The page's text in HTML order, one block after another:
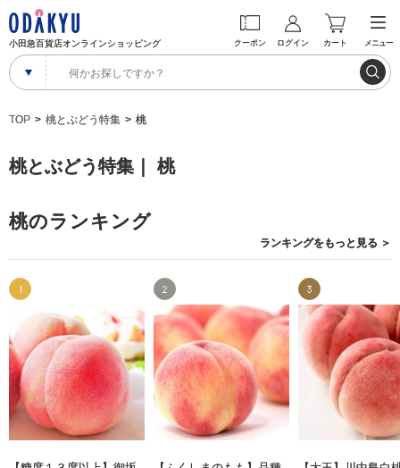
小田急百貨店オンラインショッピング クーポン ログイン カート メニュー
TOP 桃とぶどう特集 桃
桃とぶどう特集｜ 桃
桃のランキング
ランキングをもっと見る ＞
1 2 3